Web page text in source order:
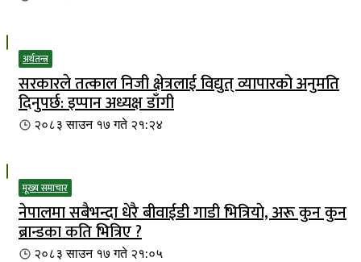
अर्थतन्त्र
सरकारले तत्काल निजी क्षेत्रलाई विद्युत् व्यापारको अनुमति
दिनुपर्छ: इप्पान अध्यक्ष डाँगी
२०८३ साउन १७ गते २१:२४
मूख्य समाचार
नेपालमा सबैभन्दा धेरै बीवाईडी गाडी भित्रियाे, अरू कुन कुन
ब्रान्डका कति भित्रिए ?
२०८३ साउन १७ गते २१:०५